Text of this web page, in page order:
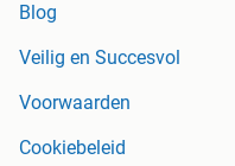
Blog
Veilig en Succesvol
Voorwaarden
Cookiebeleid